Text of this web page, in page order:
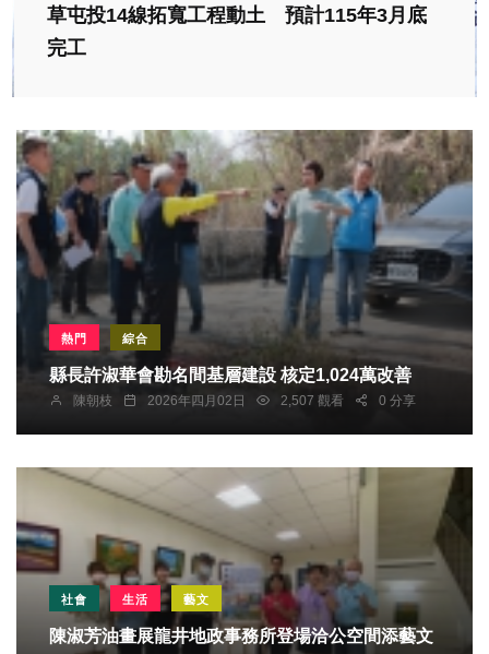
草屯投14線拓寬工程動土 預計115年3月底
完工
熱門 綜合
縣長許淑華會勘名間基層建設 核定1,024萬改善
陳朝枝 2026年四月02日 2,507 觀看 0 分享
社會 生活 藝文
陳淑芳油畫展龍井地政事務所登場洽公空間添藝文